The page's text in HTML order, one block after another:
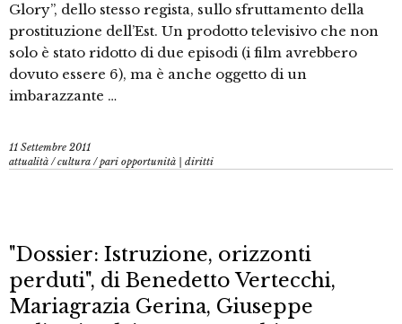
Glory”, dello stesso regista, sullo sfruttamento della
prostituzione dell’Est. Un prodotto televisivo che non
solo è stato ridotto di due episodi (i film avrebbero
dovuto essere 6), ma è anche oggetto di un
imbarazzante …
11 Settembre 2011
attualità /cultura /pari opportunità | diritti
"Dossier: Istruzione, orizzonti
perduti", di Benedetto Vertecchi,
Mariagrazia Gerina, Giuseppe